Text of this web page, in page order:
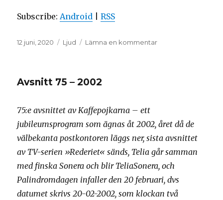
Subscribe: Android |RSS
Postat
12 juni, 2020 Format
Ljud Lämna en kommentartill
Avsnitt 75 – 2002
75:e avsnittet av Kaffepojkarna – ett
jubileumsprogram som ägnas åt 2002, året då de
välbekanta postkontoren läggs ner, sista avsnittet
av TV-serien »Rederiet« sänds, Telia går samman
med finska Sonera och blir TeliaSonera, och
Palindromdagen infaller den 20 februari, dvs
datumet skrivs 20-02-2002, som klockan två